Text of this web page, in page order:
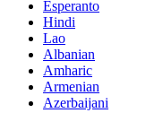
Esperanto
Hindi
Lao
Albanian
Amharic
Armenian
Azerbaijani